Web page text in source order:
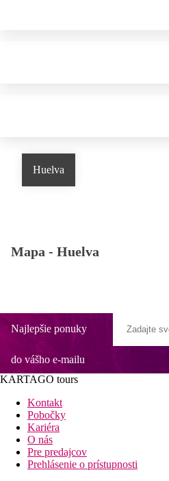
Huelva
Mapa - Huelva
Najlepšie ponuky
do vášho e-mailu
KARTAGO tours
Kontakt
Pobočky
Kariéra
O nás
Pre predajcov
Prehlásenie o prístupnosti